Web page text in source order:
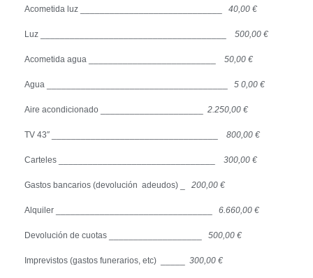
Acometida luz _____________________________ 40,00 €
Luz ______________________________________ 500,00 €
Acometida agua __________________________ 50,00 €
Agua _____________________________________ 5 0,00 €
Aire acondicionado _____________________ 2.250,00 €
TV 43″ __________________________________ 800,00 €
Carteles ________________________________ 300,00 €
Gastos bancarios (devolución adeudos) _ 200,00 €
Alquiler ________________________________ 6.660,00 €
Devolución de cuotas ___________________ 500,00 €
Imprevistos (gastos funerarios, etc) _____ 300,00 €